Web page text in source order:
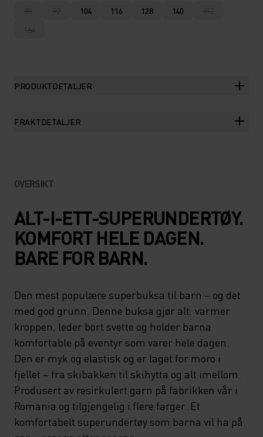
80 92 104 116 128 140
152
164
PRODUKTDETALJER
FRAKTDETALJER
OVERSIKT
ALT-I-ETT-SUPERUNDERTØY.
KOMFORT HELE DAGEN.
BARE FOR BARN.
Den mest populære superbuksa til barn – og det
med god grunn. Denne buksa gjør alt: varmer
kroppen, leder bort svette og holder barna
komfortable på eventyr som varer hele dagen.
Den er myk og elastisk og er laget for moro i
fjellet – fra skibakken til skihytta og alt imellom.
Produsert av resirkulert garn på fabrikken vår i
Romania og tilgjengelig i flere farger. Et
komfortabelt superundertøy som barna vil ha på